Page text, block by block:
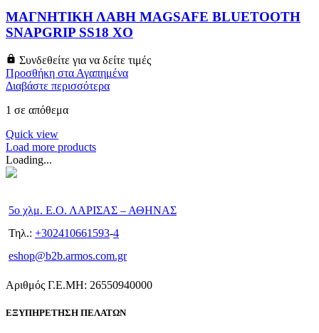
ΜΑΓΝΗΤΙΚΗ ΛΑΒΗ MAGSAFE BLUETOOTH
SNAPGRIP SS18 XO
Συνδεθείτε για να δείτε τιμές
Προσθήκη στα Αγαπημένα
Διαβάστε περισσότερα
1 σε απόθεμα
Quick view
Load more products
Loading...
5ο χλμ. Ε.Ο. ΛΑΡΙΣΑΣ – ΑΘΗΝΑΣ
Τηλ.: +302410661593-4
eshop@b2b.armos.com.gr
Αριθμός Γ.Ε.ΜΗ: 26550940000
ΕΞΥΠΗΡΕΤΗΣΗ ΠΕΛΑΤΩΝ